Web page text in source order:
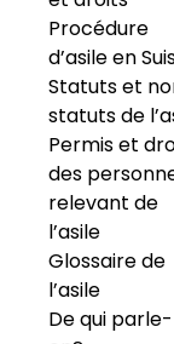
Procédure
d’asile en
Statuts et
statuts de
Permis et
des
relevant de
l’asile
Glossaire de
l’asile
De qui